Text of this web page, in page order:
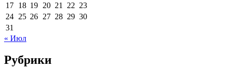
17 18 19 20 21 22 23
24 25 26 27 28 29 30
31
« Июл
Рубрики